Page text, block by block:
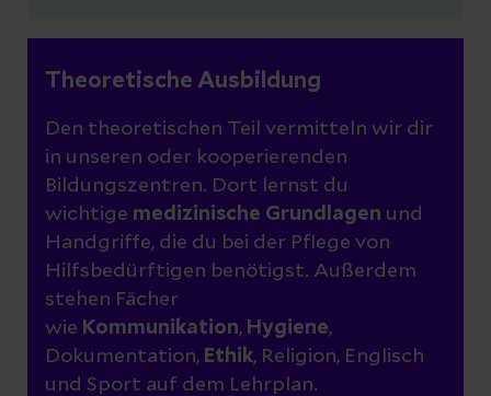
Theoretische Ausbildung
Den theoretischen Teil vermitteln wir dir
in unseren oder kooperierenden
Bildungszentren. Dort lernst du
wichtige medizinische Grundlagen und
Handgriffe, die du bei der Pflege von
Hilfsbedürftigen benötigst. Außerdem
stehen Fächer
wie Kommunikation, Hygiene,
Dokumentation, Ethik, Religion, Englisch
und Sport auf dem Lehrplan.